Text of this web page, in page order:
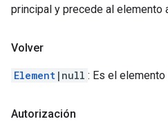
principal y precede al elemento
Volver
Element |null : Es el elemento
Autorización